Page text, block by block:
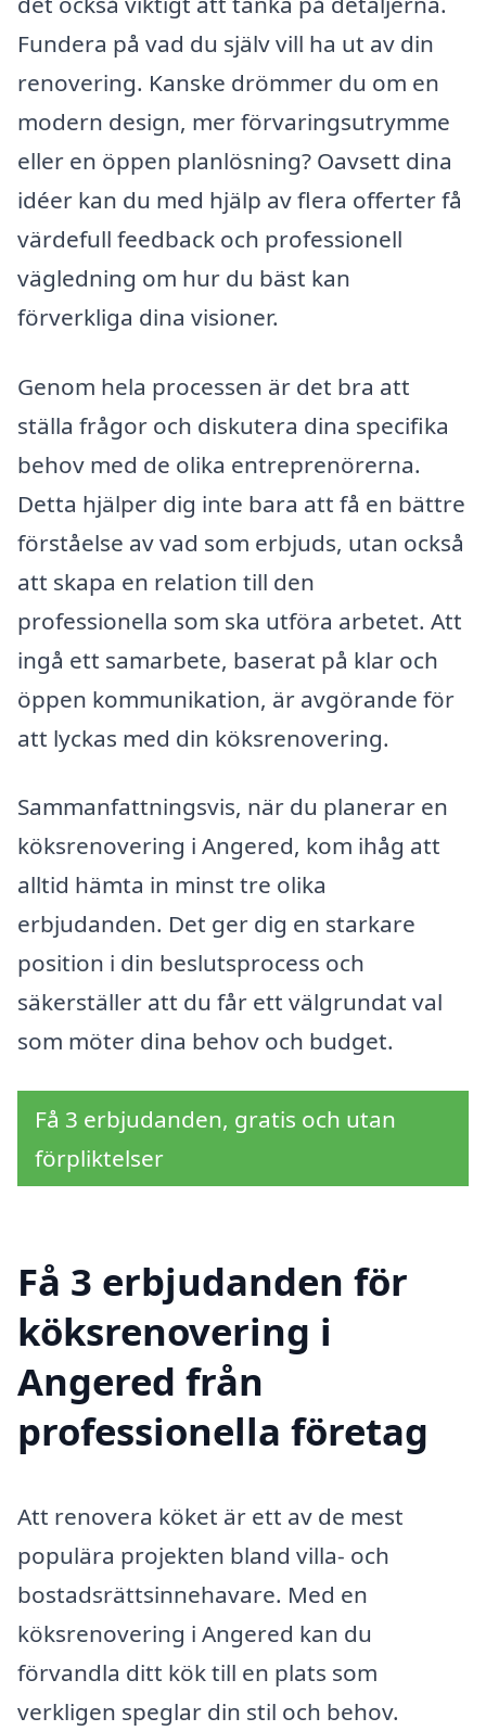
Fundera på vad du själv vill ha ut av din
renovering. Kanske drömmer du om en
modern design, mer förvaringsutrymme
eller en öppen planlösning? Oavsett dina
idéer kan du med hjälp av flera offerter få
värdefull feedback och professionell
vägledning om hur du bäst kan
förverkliga dina visioner.
Genom hela processen är det bra att
ställa frågor och diskutera dina specifika
behov med de olika entreprenörerna.
Detta hjälper dig inte bara att få en bättre
förståelse av vad som erbjuds, utan också
att skapa en relation till den
professionella som ska utföra arbetet. Att
ingå ett samarbete, baserat på klar och
öppen kommunikation, är avgörande för
att lyckas med din köksrenovering.
Sammanfattningsvis, när du planerar en
köksrenovering i Angered, kom ihåg att
alltid hämta in minst tre olika
erbjudanden. Det ger dig en starkare
position i din beslutsprocess och
säkerställer att du får ett välgrundat val
som möter dina behov och budget.
Få 3 erbjudanden, gratis och utan
förpliktelser
Få 3 erbjudanden för
köksrenovering i
Angered från
professionella företag
Att renovera köket är ett av de mest
populära projekten bland villa- och
bostadsrättsinnehavare. Med en
köksrenovering i Angered kan du
förvandla ditt kök till en plats som
verkligen speglar din stil och behov.